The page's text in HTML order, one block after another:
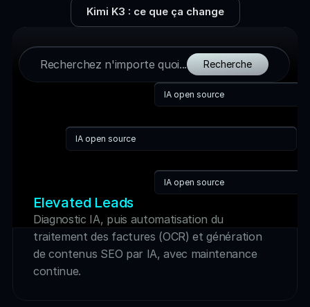
Kimi K3 : ce que ça change
Recherchez n'importe quoi... Recherche
IA open source
IA open source
IA open source
Elevated Leads
Diagnostic IA, puis automatisation du
traitement des factures (OCR) et génération
de contenus SEO par IA, avec maintenance
continue.